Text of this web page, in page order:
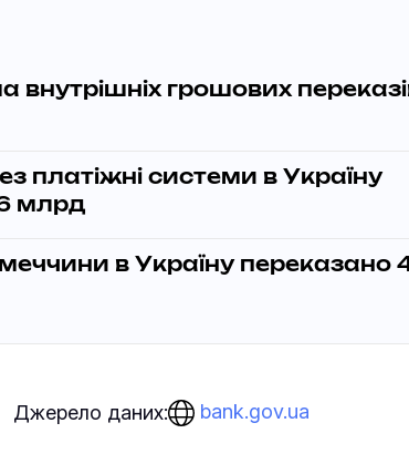
внутрішніх грошових
платіжні системи в Україну
млрд
в Україну переказано
Джерело даних: bank.gov.ua